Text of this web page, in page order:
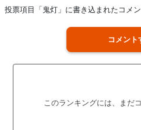
投票項目「鬼灯」に書き込まれたコメン
コメント
このランキングには、まだ